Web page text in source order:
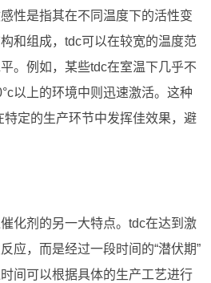
性是指其在不同温度下的活性变
和组成，tdc可以在较宽的温度范
。例如，某些tdc在室温下几乎不
以上的环境中则迅速激活。这种
定的生产环节中发挥佳效果，避
化剂的另一大特点。tdc在达到激
应，而是经过一段时间的“潜伏期”
间可以根据具体的生产工艺进行